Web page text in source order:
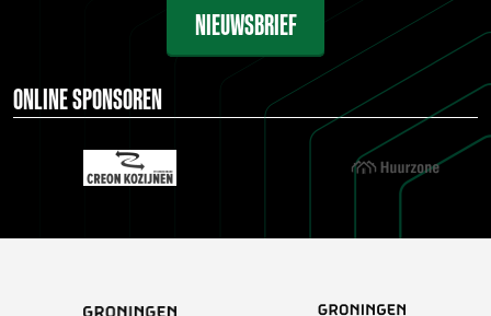
NIEUWSBRIEF
ONLINE SPONSOREN